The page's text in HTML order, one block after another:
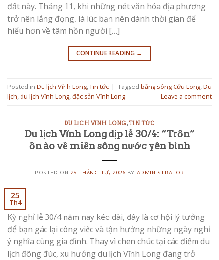
đất này. Tháng 11, khi những nét văn hóa địa phương
trở nên lắng đọng, là lúc bạn nên dành thời gian để
hiểu hơn về tâm hồn người […]
CONTINUE READING →
Posted in Du lịch Vĩnh Long,Tin tức | Tagged bằng sông Cửu Long,Du
lịch, du lịch Vĩnh Long,đặc sản Vĩnh Long Leave a comment
DU LỊCH VĨNH LONG,TIN TỨC
Du lịch Vĩnh Long dịp lễ 30/4: “Trốn”
ồn ào về miền sông nước yên bình
POSTED ON 25 THÁNG TƯ, 2026 BY ADMINISTRATOR
25
Th4
Kỳ nghỉ lễ 30/4 năm nay kéo dài, đây là cơ hội lý tưởng
để bạn gác lại công việc và tận hưởng những ngày nghỉ
ý nghĩa cùng gia đình. Thay vì chen chúc tại các điểm du
lịch đông đúc, xu hướng du lịch Vĩnh Long đang trở